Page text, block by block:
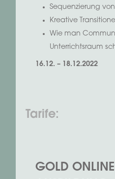
Sequenzierung
Kreative
Wie man
Unterrichtsraum
16.12. – 18.12.2022
Tarife:
GOLD ONLINE